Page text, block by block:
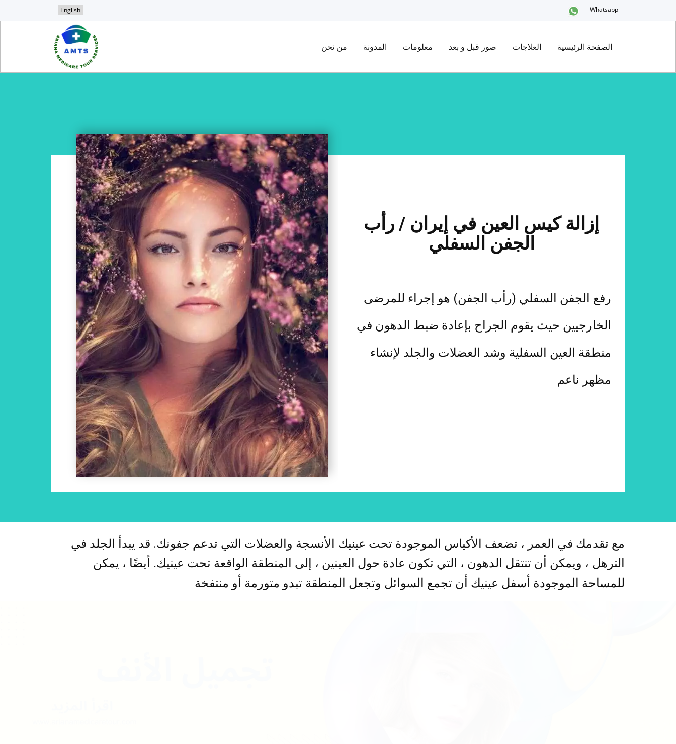
English Whatsapp
من نحن المدونة معلومات صور قبل و بعد العلاجات الصفحة الرئيسية
إزالة كيس العين في إيران / رأب
الجفن السفلي
رفع الجفن السفلي (رأب الجفن) هو إجراء للمرضى
الخارجيين حيث يقوم الجراح بإعادة ضبط الدهون في
منطقة العين السفلية وشد العضلات والجلد لإنشاء
مظهر ناعم
مع تقدمك في العمر ، تضعف الأكياس الموجودة تحت عينيك الأنسجة والعضلات التي تدعم جفونك. قد يبدأ الجلد في
الترهل ، ويمكن أن تنتقل الدهون ، التي تكون عادة حول العينين ، إلى المنطقة الواقعة تحت عينيك. أيضًا ، يمكن
للمساحة الموجودة أسفل عينيك أن تجمع السوائل وتجعل المنطقة تبدو متورمة أو منتفخة